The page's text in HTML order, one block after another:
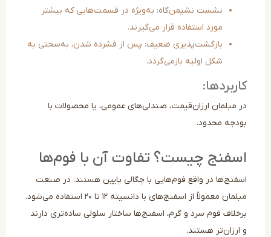
نشست نشیمن‌گاه: به‌ویژه در قسمت‌هایی که بیشتر
مورد استفاده قرار می‌گیرند.
بازگشت‌پذیری ضعیف: پس از فشرده شدن، به‌سختی به
شکل اولیه بازمی‌گردد.
مبلمان ارزان‌قیمت، صندلی‌های عمومی، یا محصولات با
محدود.
چیست؟ تفاوت آن با فوم‌ها
در واقع فوم‌هایی با چگالی پایین هستند. در صنعت
مبلمان معمولاً از اسفنج‌های با دانسیته ۱۲ تا ۲۰ استفاده می‌شود.
فوم سرد و گرم، اسفنج‌ها ساختار سلولی ساده‌تری دارند
هستند.